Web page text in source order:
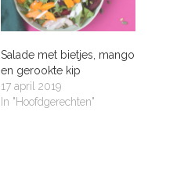
Salade met bietjes, mango
en gerookte kip
17 april 2019
In "Hoofdgerechten"